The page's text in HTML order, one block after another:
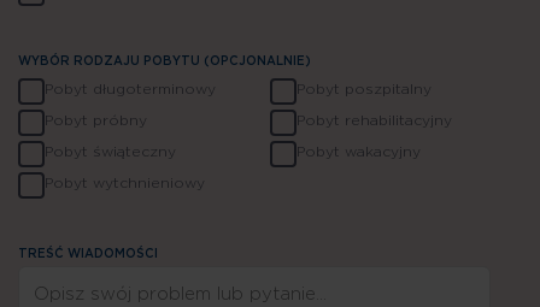
Jesteśmy do Twojej dyspozycji
WYBÓR RODZAJU POBYTU (OPCJONALNIE)
Pobyt długoterminowy Pobyt poszpitalny
Pobyt próbny Pobyt rehabilitacyjny
Pobyt świąteczny Pobyt wakacyjny
Pobyt wytchnieniowy
TREŚĆ WIADOMOŚCI